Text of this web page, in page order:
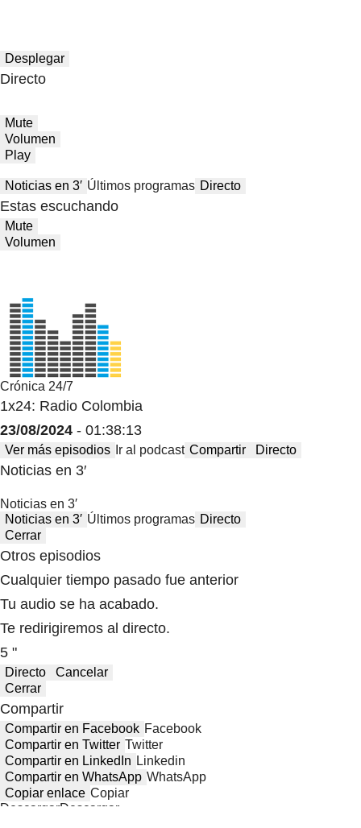
Desplegar
Directo
Mute
Volumen
Play
Noticias en 3′ Últimos programas Directo
Estas escuchando
Mute
Volumen
Crónica 24/7
1x24: Radio Colombia
23/08/2024 - 01:38:13
Ver más episodios Ir al podcast Compartir Directo
Noticias en 3′
Noticias en 3′
Noticias en 3′ Últimos programas Directo
Cerrar
Otros episodios
Cualquier tiempo pasado fue anterior
Tu audio se ha acabado.
Te redirigiremos al directo.
5 "
Directo
Cancelar
Cerrar
Compartir
Compartir en Facebook Facebook
Compartir en Twitter Twitter
Compartir en LinkedIn Linkedin
Compartir en WhatsApp WhatsApp
Copiar enlace Copiar
DescargarDescargar